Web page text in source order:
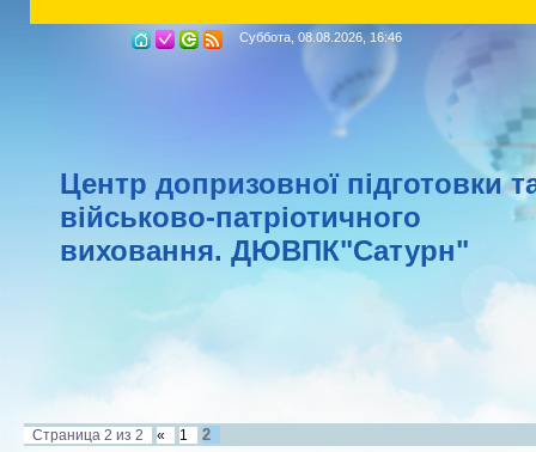
Суббота, 08.08.2026, 16:46
Центр допризовної підготовки
військово-патріотичного
виховання. ДЮВПК"Сатурн"
Страница 2 из 2 « 1 2